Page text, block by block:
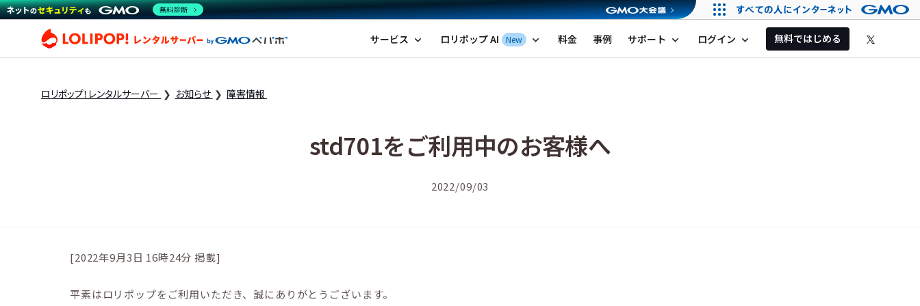
ロリポップ！レンタルサーバー by GMOペパボ
サービス expand_more ロリポップ AI New expand_more 料金 事例 サポート expand_more ログイン expand_more 無料ではじめる
ロリポップ！レンタルサーバー お知らせ 障害情報
std701をご利用中のお客様へ
2022/09/03
[2022年9月3日 16時24分 掲載]
平素はロリポップをご利用いただき、誠にありがとうございます。
無料診断